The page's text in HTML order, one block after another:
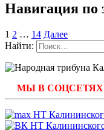
Навигация по
1 2 … 14 Далее
Найти:
МЫ В СОЦСЕТЯХ